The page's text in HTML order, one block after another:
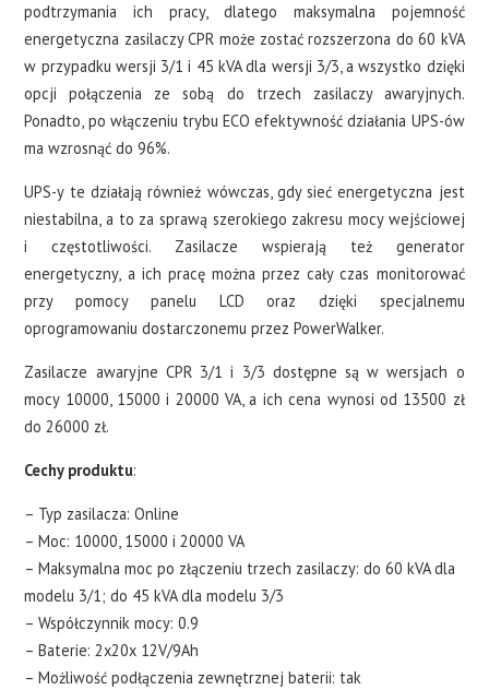
podtrzymania ich pracy, dlatego maksymalna pojemność
energetyczna zasilaczy CPR może zostać rozszerzona do 60 kVA
w przypadku wersji 3/1 i 45 kVA dla wersji 3/3, a wszystko dzięki
opcji połączenia ze sobą do trzech zasilaczy awaryjnych.
Ponadto, po włączeniu trybu ECO efektywność działania UPS-ów
ma wzrosnąć do 96%.
UPS-y te działają również wówczas, gdy sieć energetyczna jest
niestabilna, a to za sprawą szerokiego zakresu mocy wejściowej
i częstotliwości. Zasilacze wspierają też generator
energetyczny, a ich pracę można przez cały czas monitorować
przy pomocy panelu LCD oraz dzięki specjalnemu
oprogramowaniu dostarczonemu przez PowerWalker.
Zasilacze awaryjne CPR 3/1 i 3/3 dostępne są w wersjach o
mocy 10000, 15000 i 20000 VA, a ich cena wynosi od 13500 zł
do 26000 zł.
Cechy produktu:
– Typ zasilacza: Online
– Moc: 10000, 15000 i 20000 VA
– Maksymalna moc po złączeniu trzech zasilaczy: do 60 kVA dla
modelu 3/1; do 45 kVA dla modelu 3/3
– Współczynnik mocy: 0.9
– Baterie: 2x20x 12V/9Ah
– Możliwość podłączenia zewnętrznej baterii: tak